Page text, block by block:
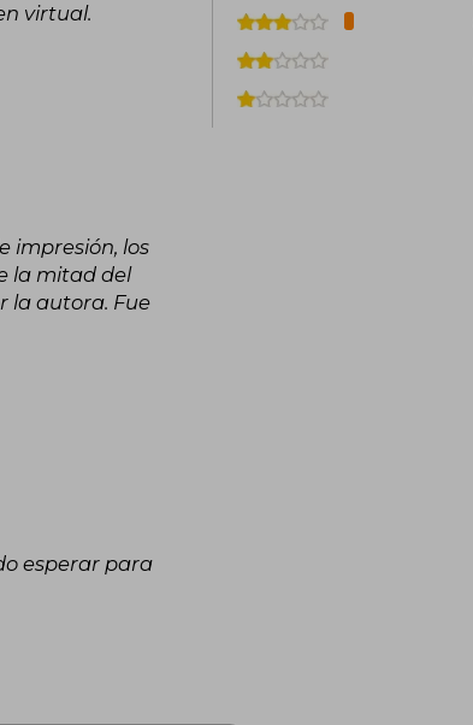
virtual.
impresión, los
la mitad del
la autora. Fue
esperar para